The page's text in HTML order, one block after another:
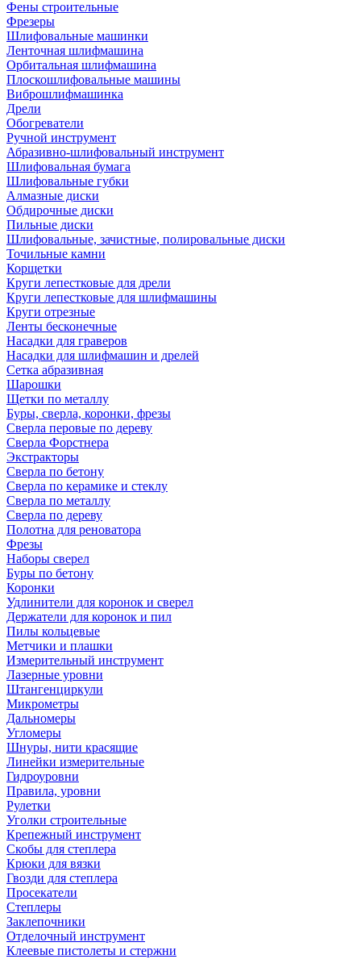
Фены строительные
Фрезеры
Шлифовальные машинки
Ленточная шлифмашина
Орбитальная шлифмашина
Плоскошлифовальные машины
Виброшлифмашинка
Дрели
Обогреватели
Ручной инструмент
Абразивно-шлифовальный инструмент
Шлифовальная бумага
Шлифовальные губки
Алмазные диски
Обдирочные диски
Пильные диски
Шлифовальные, зачистные, полировальные диски
Точильные камни
Корщетки
Круги лепестковые для дрели
Круги лепестковые для шлифмашины
Круги отрезные
Ленты бесконечные
Насадки для граверов
Насадки для шлифмашин и дрелей
Сетка абразивная
Шарошки
Щетки по металлу
Буры, сверла, коронки, фрезы
Сверла перовые по дереву
Сверла Форстнера
Экстракторы
Сверла по бетону
Сверла по керамике и стеклу
Сверла по металлу
Сверла по дереву
Полотна для реноватора
Фрезы
Наборы сверел
Буры по бетону
Коронки
Удлинители для коронок и сверел
Держатели для коронок и пил
Пилы кольцевые
Метчики и плашки
Измерительный инструмент
Лазерные уровни
Штангенциркули
Микрометры
Дальномеры
Угломеры
Шнуры, нити красящие
Линейки измерительные
Гидроуровни
Правила, уровни
Рулетки
Уголки строительные
Крепежный инструмент
Скобы для степлера
Крюки для вязки
Гвозди для степлера
Просекатели
Степлеры
Заклепочники
Отделочный инструмент
Клеевые пистолеты и стержни